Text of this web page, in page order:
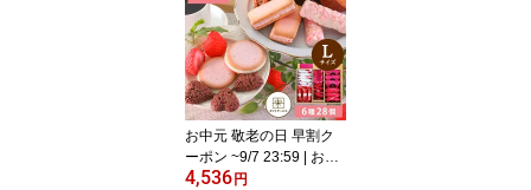
セット Mサイズ 【0】 冷
蔵 宅急便発送 Agift
お中元 敬老の日 早割ク
ーポン ~9/7 23:59 | お菓
子 ギフト 個包装 2026 詰
4,536 円